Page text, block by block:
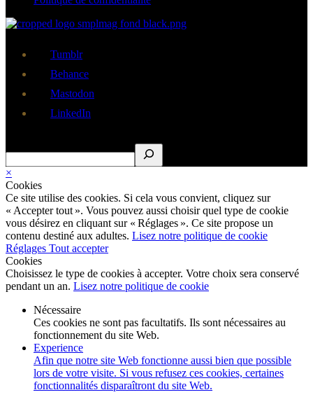
Tumblr
Behance
Mastodon
LinkedIn
×
Cookies
Ce site utilise des cookies. Si cela vous convient, cliquez sur
« Accepter tout ». Vous pouvez aussi choisir quel type de cookie
vous désirez en cliquant sur « Réglages ». Ce site propose un
contenu destiné aux adultes. Lisez notre politique de cookie
Réglages Tout accepter
Cookies
Choisissez le type de cookies à accepter. Votre choix sera conservé
pendant un an. Lisez notre politique de cookie
Nécessaire
Ces cookies ne sont pas facultatifs. Ils sont nécessaires au
fonctionnement du site Web.
Experience
Afin que notre site Web fonctionne aussi bien que possible
lors de votre visite. Si vous refusez ces cookies, certaines
fonctionnalités disparaîtront du site Web.